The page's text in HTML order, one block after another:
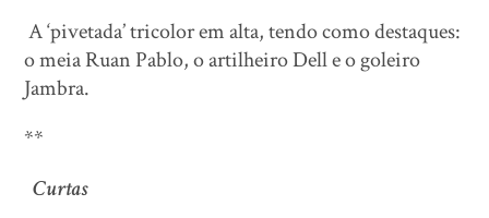
A ‘pivetada’ tricolor em alta, tendo como destaques:
o meia Ruan Pablo, o artilheiro Dell e o goleiro
Jambra.
**
Curtas